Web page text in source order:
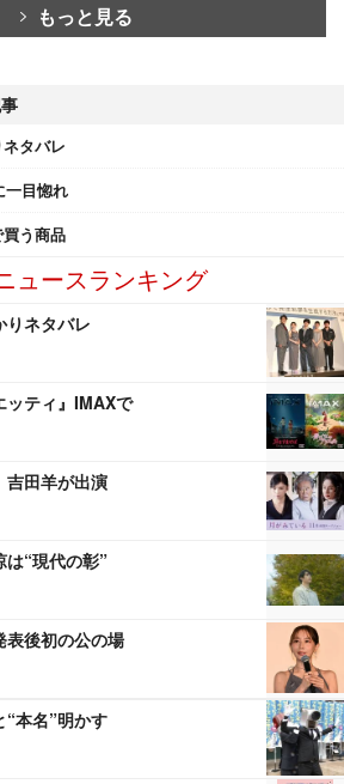
もっと見る
タバレ
一目惚れ
う商品
ュースランキング
りネタバレ
ッティ』IMAXで
吉田羊が出演
“現代の彰”
表後初の公の場
本名”明かす